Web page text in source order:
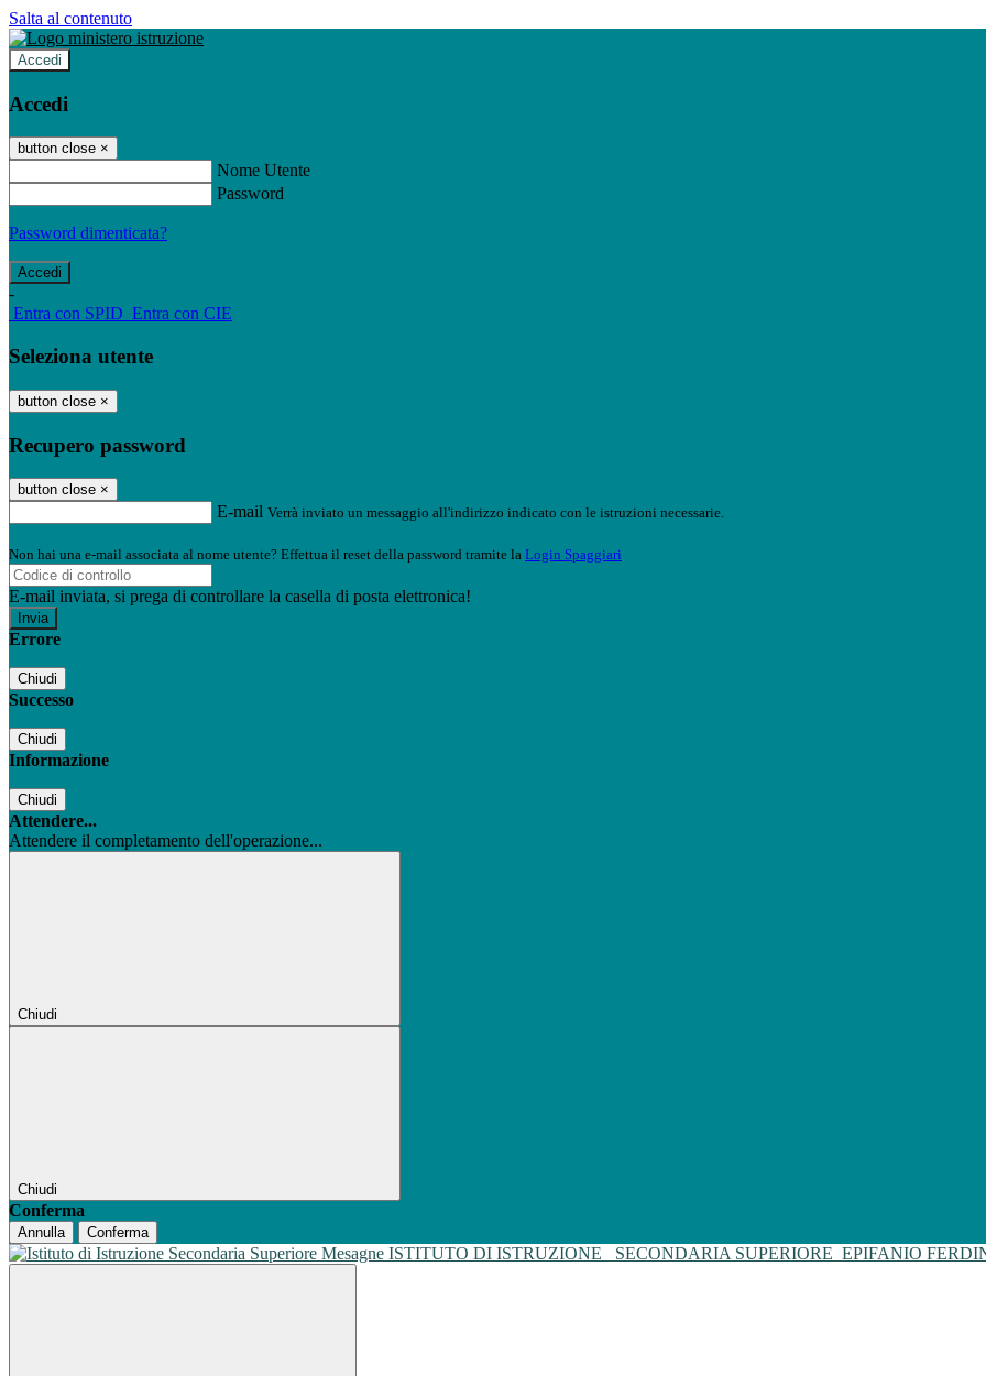
Salta al contenuto
Accedi
Accedi
button close ×
Nome Utente
Password
Password dimenticata?
-
Entra con SPID Entra con CIE
Seleziona utente
button close ×
Recupero password
button close ×
E-mail Verrà inviato un messaggio all'indirizzo indicato con le istruzioni necessarie.
Non hai una e-mail associata al nome utente? Effettua il reset della password tramite la Login Spaggiari
E-mail inviata, si prega di controllare la casella di posta elettronica!
Errore
Chiudi
Successo
Chiudi
Informazione
Chiudi
Attendere...
Attendere il completamento dell'operazione...
Chiudi
Chiudi
Conferma
Annulla Conferma
ISTITUTO DI ISTRUZIONE SECONDARIA SUPERIORE EPIFANIO